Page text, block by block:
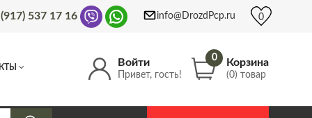
537 17 16 info@DrozdPcp.ru 0
Войти
Привет, гость!
0 Корзина
(0) товар